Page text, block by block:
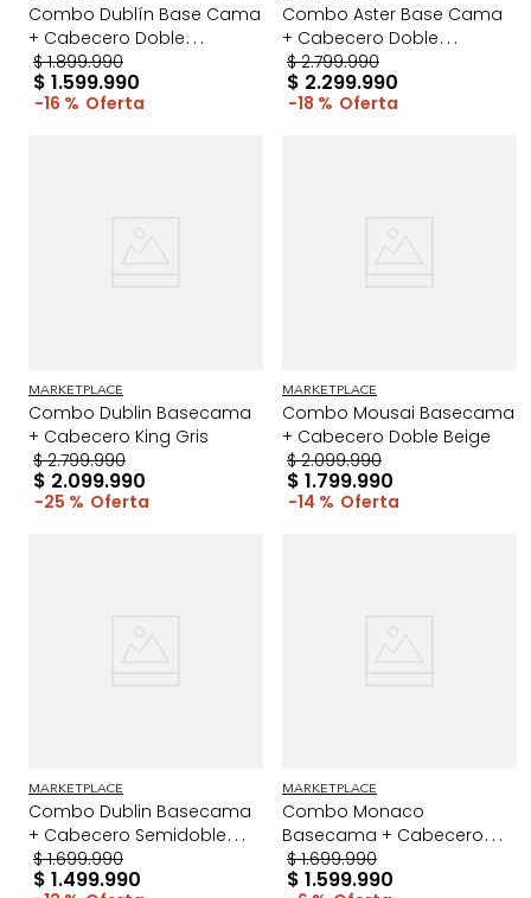
Combo Dublín Base Cama
+ Cabecero Doble
Taupe/Madera
$ 1.899.990
$ 1.599.990
16 %
Combo Aster Base Cama
+ Cabecero Doble
Taupe/Madera
$ 2.799.990
$ 2.299.990
18 %
MARKETPLACE
Combo Dublin Basecama
+ Cabecero King Gris
$ 2.799.990
$ 2.099.990
25 %
MARKETPLACE
Combo Mousai Basecama
+ Cabecero Doble Beige
$ 2.099.990
$ 1.799.990
14 %
MARKETPLACE
Combo Dublin Basecama
+ Cabecero Semidoble
Beige
$ 1.699.990
$ 1.499.990
MARKETPLACE
Combo Monaco
Basecama + Cabecero
Semidoble Gris
$ 1.699.990
$ 1.599.990